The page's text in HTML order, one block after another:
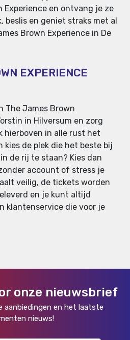
Experience en ontvang je ze
beslis en geniet straks met al
Brown Experience in De
EXPERIENCE
The James Brown
in Hilversum en zorg
hierboven in alle rust het
kies de plek die het beste bij
de rij te staan? Kies dan
account of stress je
veilig, de tickets worden
en je kunt altijd
klantenservice die voor je
onze nieuwsbrief
aanbiedingen en het laatste
nieuws!